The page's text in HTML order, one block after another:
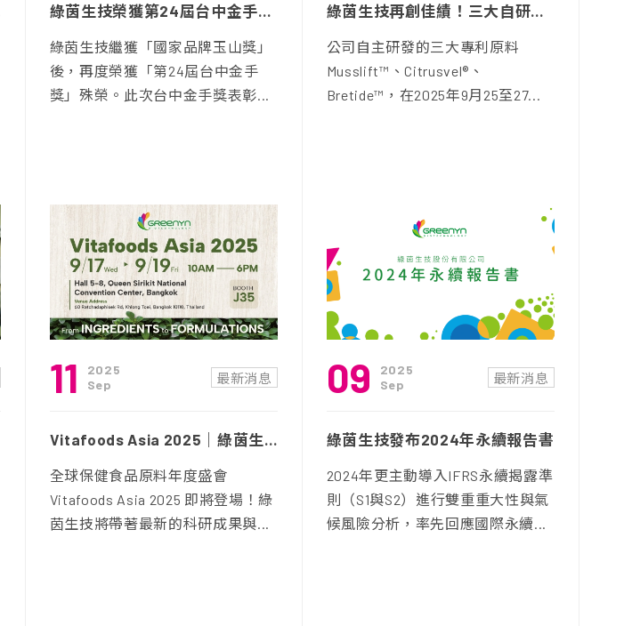
綠茵生技榮獲第24屆台中金手獎 以科研創新與永續經營閃耀「台中之光」
綠茵生技繼獲「國家品牌玉山獎」
後，再度榮獲「第24屆台中金手
獎」殊榮。此次台中金手獎表彰...
綠茵生技再創佳績！三大自研原料勇奪烏克蘭國際發明展金牌
公司自主研發的三大專利原料
Musslift™、Citrusvel®、
Bretide™，在2025年9月25至27...
最新消息
11
2025
Sep
Vitafoods Asia 2025｜綠茵生技誠摯邀請您蒞臨交流！
全球保健食品原料年度盛會
Vitafoods Asia 2025 即將登場！綠
茵生技將帶著最新的科研成果與...
最新消息
09
2025
Sep
綠茵生技發布2024年永續報告書
2024年更主動導入IFRS永續揭露準
則（S1與S2）進行雙重重大性與氣
候風險分析，率先回應國際永續...